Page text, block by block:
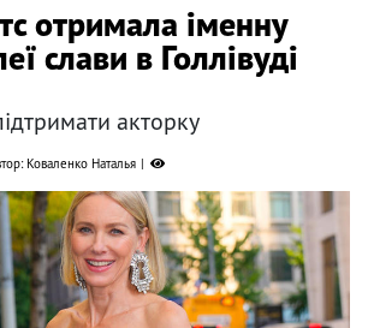
отримала іменну
слави в Голлівуді
акторку
Коваленко Наталья